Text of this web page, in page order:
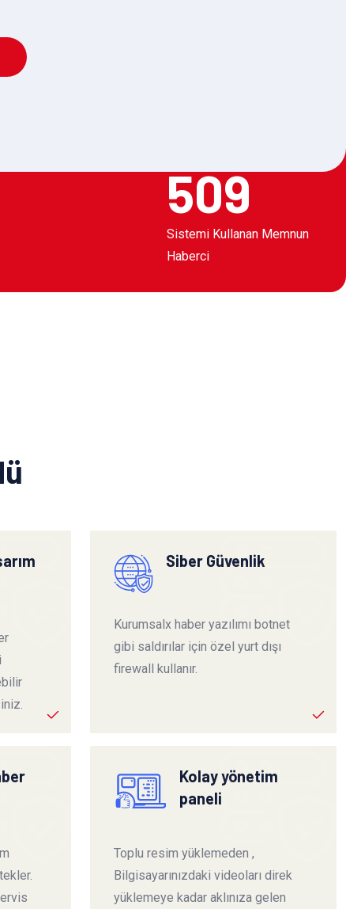
509
Sistemi Kullanan Memnun
Haberci
Siber Güvenlik
Kurumsalx haber yazılımı botnet
gibi saldırılar için özel yurt dışı
firewall kullanır.
Kolay yönetim
paneli
Toplu resim yüklemeden ,
Bilgisayarınızdaki videoları direk
yüklemeye kadar aklınıza gelen